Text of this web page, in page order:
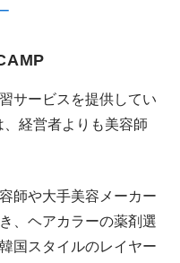
サービスを提供してい
経営者よりも美容師
師や大手美容メーカー
、ヘアカラーの薬剤選
国スタイルのレイヤー